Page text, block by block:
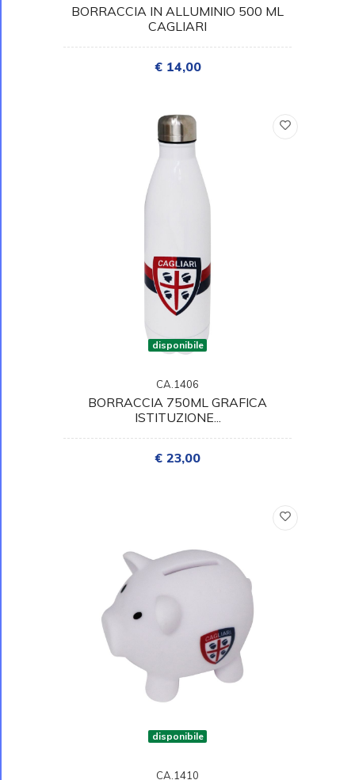
BORRACCIA IN ALLUMINIO 500 ML
CAGLIARI
€ 14,00
disponibile
CA.1406
BORRACCIA 750ML GRAFICA
ISTITUZIONE...
€ 23,00
disponibile
CA.1410